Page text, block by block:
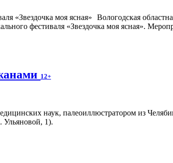
Вологодская
фестиваля «Звездочка моя ясная».
12+
наук, палеоиллюстратором из
Ульяновой, 1).